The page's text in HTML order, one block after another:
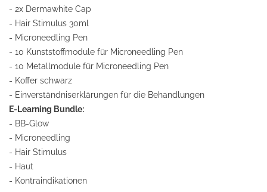
- 2x Dermawhite Cap
- Hair Stimulus 30ml
- Microneedling Pen
- 10 Kunststoffmodule für Microneedling Pen
- 10 Metallmodule für Microneedling Pen
- Koffer schwarz
- Einverständniserklärungen für die Behandlungen
E-Learning Bundle:
- BB-Glow
- Microneedling
- Hair Stimulus
- Haut
- Kontraindikationen